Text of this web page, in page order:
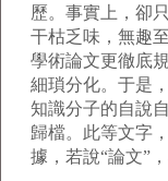
歷。事實上，卻
干枯乏味，無趣
學術論文更徹底
細瑣分化。于是
知識分子的自說
歸檔。此等文字
據，若說“論文”